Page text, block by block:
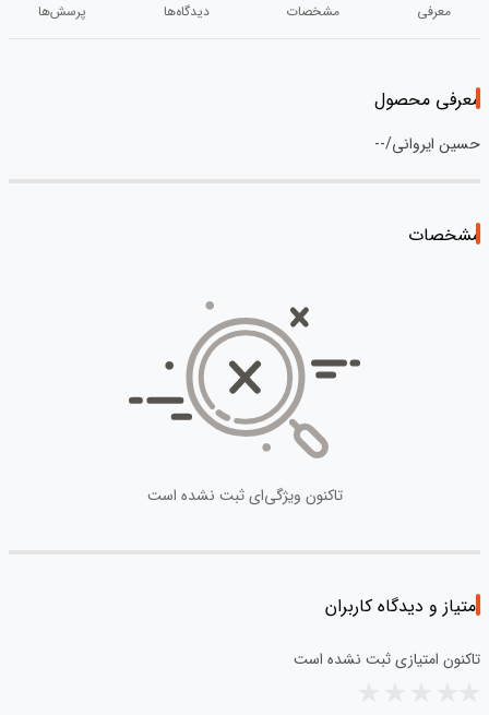
معرفی مشخصات دیدگاه‌ها پرسش‌ها
معرفی محصول
حسین ایروانی/--
مشخصات
تاکنون ویژگی‌ای ثبت نشده است
امتیاز و دیدگاه کاربران
تاکنون امتیازی ثبت نشده است